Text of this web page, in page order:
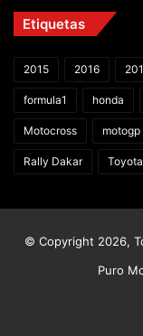
Etiquetas
2015 2016
formula1 honda
Motocross motogp
Rally Dakar Toyota
© Copyright 2026,
Puro